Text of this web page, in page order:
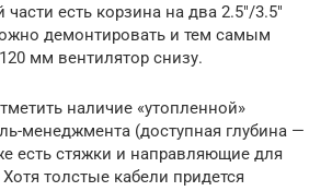
есть корзина на два 2.5″/3.5″
демонтировать и тем самым
мм вентилятор снизу.
наличие «утопленной»
менеджмента (доступная глубина —
есть стяжки и направляющие для
толстые кабели придется